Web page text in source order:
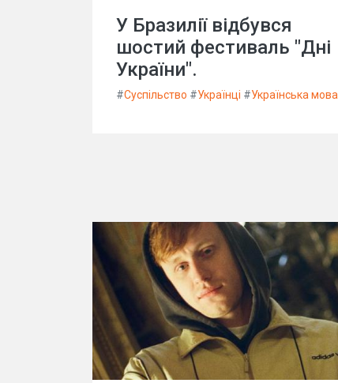
У Бразилії відбувся
шостий фестиваль "Дні
України".
#Суспільство #Українці #Українська мова